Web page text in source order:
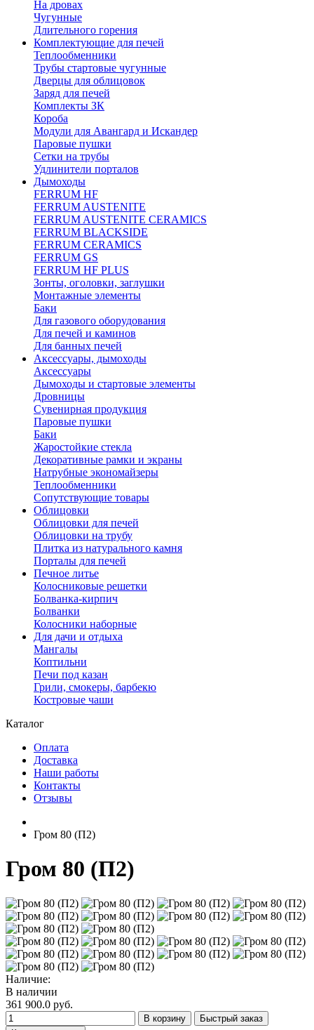
На дровах
Чугунные
Длительного горения
Комплектующие для печей
Теплообменники
Трубы стартовые чугунные
Дверцы для облицовок
Заряд для печей
Комплекты ЗК
Короба
Модули для Авангард и Искандер
Паровые пушки
Сетки на трубы
Удлинители порталов
Дымоходы
FERRUM HF
FERRUM AUSTENITE
FERRUM AUSTENITE CERAMICS
FERRUM BLACKSIDE
FERRUM CERAMICS
FERRUM GS
FERRUM HF PLUS
Зонты, оголовки, заглушки
Монтажные элементы
Баки
Для газового оборудования
Для печей и каминов
Для банных печей
Аксессуары, дымоходы
Аксессуары
Дымоходы и стартовые элементы
Дровницы
Сувенирная продукция
Паровые пушки
Баки
Жаростойкие стекла
Декоративные рамки и экраны
Натрубные экономайзеры
Теплообменники
Сопутствующие товары
Облицовки
Облицовки для печей
Облицовки на трубу
Плитка из натурального камня
Порталы для печей
Печное литье
Колосниковые решетки
Болванка-кирпич
Болванки
Колосники наборные
Для дачи и отдыха
Мангалы
Коптильни
Печи под казан
Грили, смокеры, барбекю
Костровые чаши
Каталог
Оплата
Доставка
Наши работы
Контакты
Отзывы
Гром 80 (П2)
Гром 80 (П2)
Наличие:
В наличии
361 900.0 руб.
В корзину
Быстрый заказ